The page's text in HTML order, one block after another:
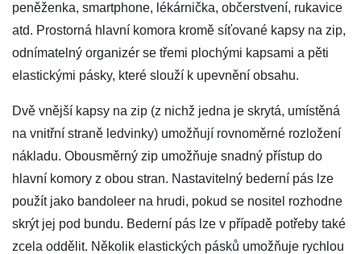
peněženka, smartphone, lékárnička, občerstvení, rukavice
atd. Prostorná hlavní komora kromě síťované kapsy na zip,
odnímatelný organizér se třemi plochými kapsami a pěti
elastickými pásky, které slouží k upevnění obsahu.
Dvě vnější kapsy na zip (z nichž jedna je skrytá, umístěná
na vnitřní straně ledvinky) umožňují rovnoměrné rozložení
nákladu. Obousměrný zip umožňuje snadný přístup do
hlavní komory z obou stran. Nastavitelný bederní pás lze
použít jako bandoleer na hrudi, pokud se nositel rozhodne
skrýt jej pod bundu. Bederní pás lze v případě potřeby také
zcela oddělit. Několik elastických pásků umožňuje rychlou